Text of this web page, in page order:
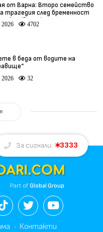
от Варна: Второ семейство
трагедия след бременност
(видео)
2026 4702
в беда от водите на
2026 32
За сигнали: 3333
Part ofGlobal Group
Контакти